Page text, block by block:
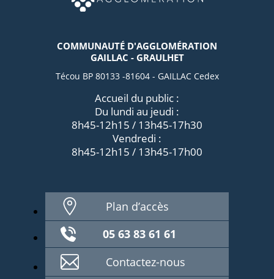
COMMUNAUTÉ D'AGGLOMÉRATION
GAILLAC - GRAULHET
Técou BP 80133 -81604 - GAILLAC Cedex
Accueil du public :
Du lundi au jeudi :
8h45-12h15 / 13h45-17h30
Vendredi :
8h45-12h15 / 13h45-17h00
Plan d’accès
05 63 83 61 61
Contactez-nous